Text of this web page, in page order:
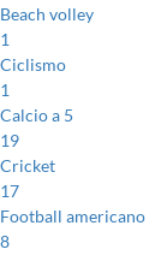
Beach volley
1
Ciclismo
1
Calcio a 5
19
Cricket
17
Football americano
8